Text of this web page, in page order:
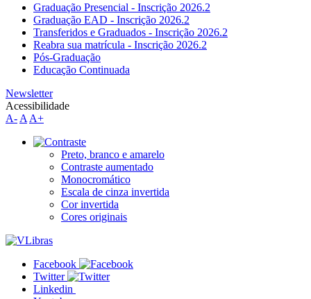
Graduação Presencial - Inscrição 2026.2
Graduação EAD - Inscrição 2026.2
Transferidos e Graduados - Inscrição 2026.2
Reabra sua matrícula - Inscrição 2026.2
Pós-Graduação
Educação Continuada
Newsletter
Acessibilidade
A- A A+
Preto, branco e amarelo
Contraste aumentado
Monocromático
Escala de cinza invertida
Cor invertida
Cores originais
Facebook
Twitter
Linkedin